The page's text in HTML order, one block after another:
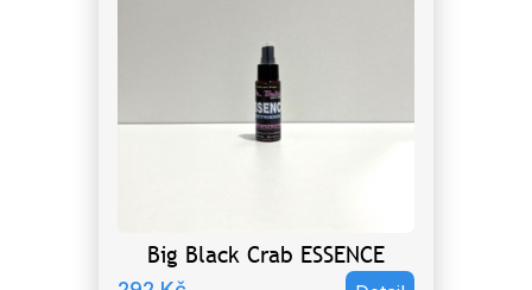
Big Black Crab ESSENCE